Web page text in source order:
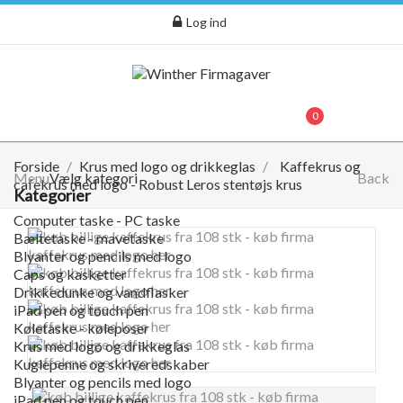
Log ind
0
Menu Back
Vælg kategori
Kategorier
Computer taske - PC taske
Bæltetaske - mavetaske
Blyanter og pencils med logo
Caps og kasketter
Drikkedunke og vandflasker
iPad pen og touch pen
Køletaske - køleposer
Krus med logo og drikkeglas
Kuglepenne og skriveredskaber
Blyanter og pencils med logo
Forside Krus med logo og drikkeglas
Kaffekrus og
cafekrus med logo - Robust Leros stentøjs krus